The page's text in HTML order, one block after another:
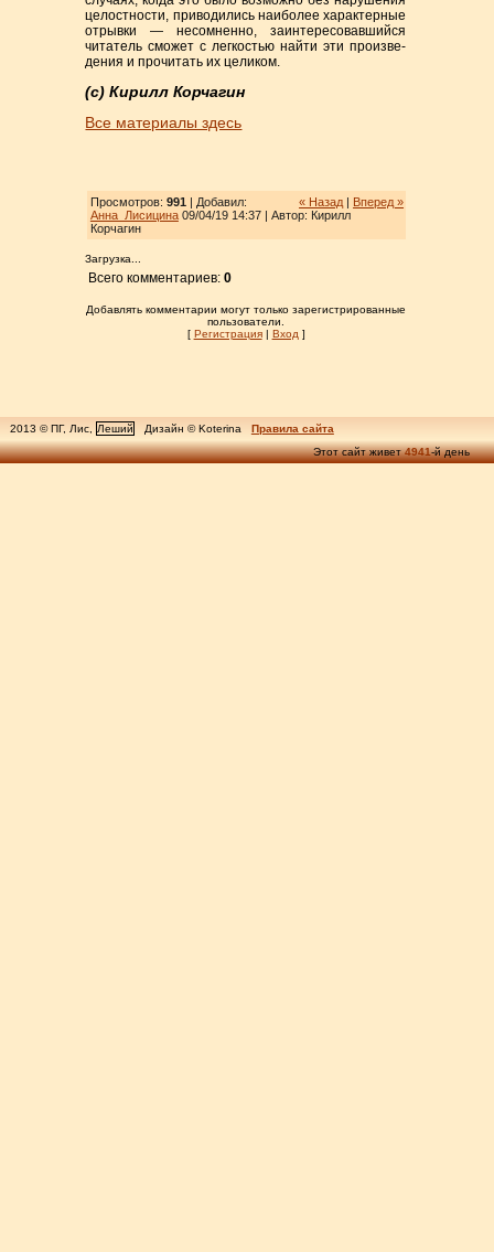
целостности, приводились наиболее характерные
отрыв­ки — несомненно, заинтересовавшийся
чита­тель сможет с легкостью найти эти произве­
дения и прочитать их целиком.
(с) Кирилл Корчагин
Все материалы здесь
« Назад | Вперед »
Просмотров: 991| Добавил:
Анна_Лисицина09/04/19 14:37 | Автор: Кирилл
Корчагин
Загрузка...
Всего комментариев:0
Добавлять комментарии могут только зарегистрированные
пользователи.
[ Регистрация| Вход ]
2013 © ПГ, Лис, Леший Дизайн © Koterina
Правила сайта
Этот сайт живет4941-й день